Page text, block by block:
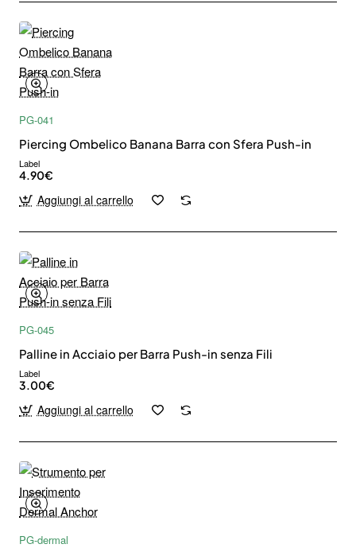
PG-041
Piercing Ombelico Banana Barra con Sfera Push-in
Label
4.90€
Aggiungi al carrello
PG-045
Palline in Acciaio per Barra Push-in senza Fili
Label
3.00€
Aggiungi al carrello
PG-dermal